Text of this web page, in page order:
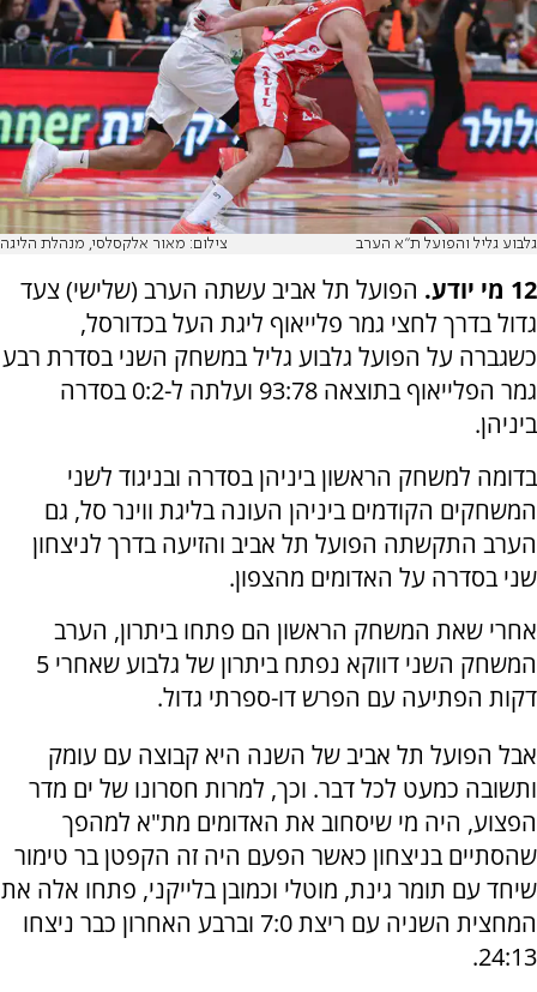
גלבוע גליל והפועל ת"א הערב צילום: מאור אלקסלסי, מנהלת הליגה
12 מי יודע.
הפועל תל אביב עשתה הערב (שלישי) צעד
גדול בדרך לחצי גמר פלייאוף ליגת העל בכדורסל,
כשגברה על הפועל גלבוע גליל במשחק השני בסדרת רבע
גמר הפלייאוף בתוצאה 93:78 ועלתה ל-0:2 בסדרה
ביניהן.
בדומה למשחק הראשון ביניהן בסדרה ובניגוד לשני
המשחקים הקודמים ביניהן העונה בליגת ווינר סל, גם
הערב התקשתה הפועל תל אביב והזיעה בדרך לניצחון
שני בסדרה על האדומים מהצפון.
אחרי שאת המשחק הראשון הם פתחו ביתרון, הערב
המשחק השני דווקא נפתח ביתרון של גלבוע שאחרי 5
דקות הפתיעה עם הפרש דו-ספרתי גדול.
אבל הפועל תל אביב של השנה היא קבוצה עם עומק
ותשובה כמעט לכל דבר. וכך, למרות חסרונו של ים מדר
הפצוע, היה מי שיסחוב את האדומים מת"א למהפך
שהסתיים בניצחון כאשר הפעם היה זה הקפטן בר טימור
שיחד עם תומר גינת, מוטלי וכמובן בלייקני, פתחו אלה את
המחצית השניה עם ריצת 7:0 וברבע האחרון כבר ניצחו
24:13.